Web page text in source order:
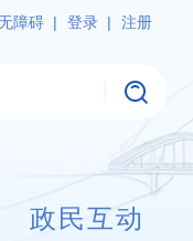
障碍 | 登录 | 注册
政民互动